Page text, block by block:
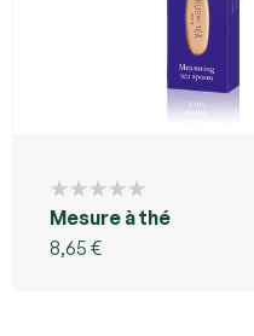
Mesure à thé
8,65 €